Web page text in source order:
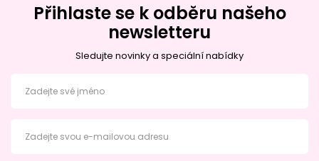
Přihlaste se k odběru našeho
newsletteru
Sledujte novinky a speciální nabídky
Zadejte své jméno
Zadejte svou e-mailovou adresu